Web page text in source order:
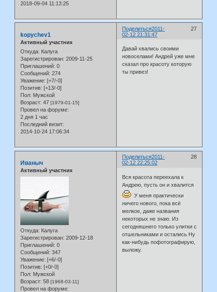
2018-09-04 11:13:25
Поделиться 27
2011-
02-12 21:31:47
kopychev1
Активный участник
Откуда: Калуга
Зарегистрирован: 2009-11-25
Приглашений: 0
Сообщений: 274
Уважение: [+7/-0]
Позитив: [+13/-0]
Пол: Мужской
Возраст: 47 [1979-01-15]
Провел на форуме:
2 дня 1 час
Последний визит:
2014-10-24 17:06:34
Давай хвались своими
новоселами! Андрей уже мне
сказал про красоту которую
ты привез!
Поделиться 28
2011-
02-12 22:25:02
Иваныч
Активный участник
Откуда: Калуга
Зарегистрирован: 2009-12-18
Приглашений: 0
Сообщений: 347
Уважение: [+6/-0]
Позитив: [+0/-0]
Пол: Мужской
Возраст: 58 [1968-03-11]
Провел на форуме:
Вся красота переехала к
Андрею, пусть он и хвалится
У меня практически
ничего нового, пока всё
мелкое, даже названия
некоторых не знаю. Из
сегодняшнего только улитки с
отшельниками и остались Ну
как-нибудь пофотографирую,
выложу.